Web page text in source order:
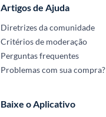
Artigos de Ajuda
Diretrizes da comunidade
Critérios de moderação
Perguntas frequentes
Problemas com sua compra?
Baixe o Aplicativo